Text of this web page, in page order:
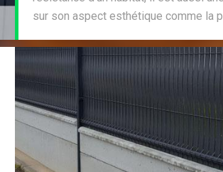
sur son aspect esthétique comme la